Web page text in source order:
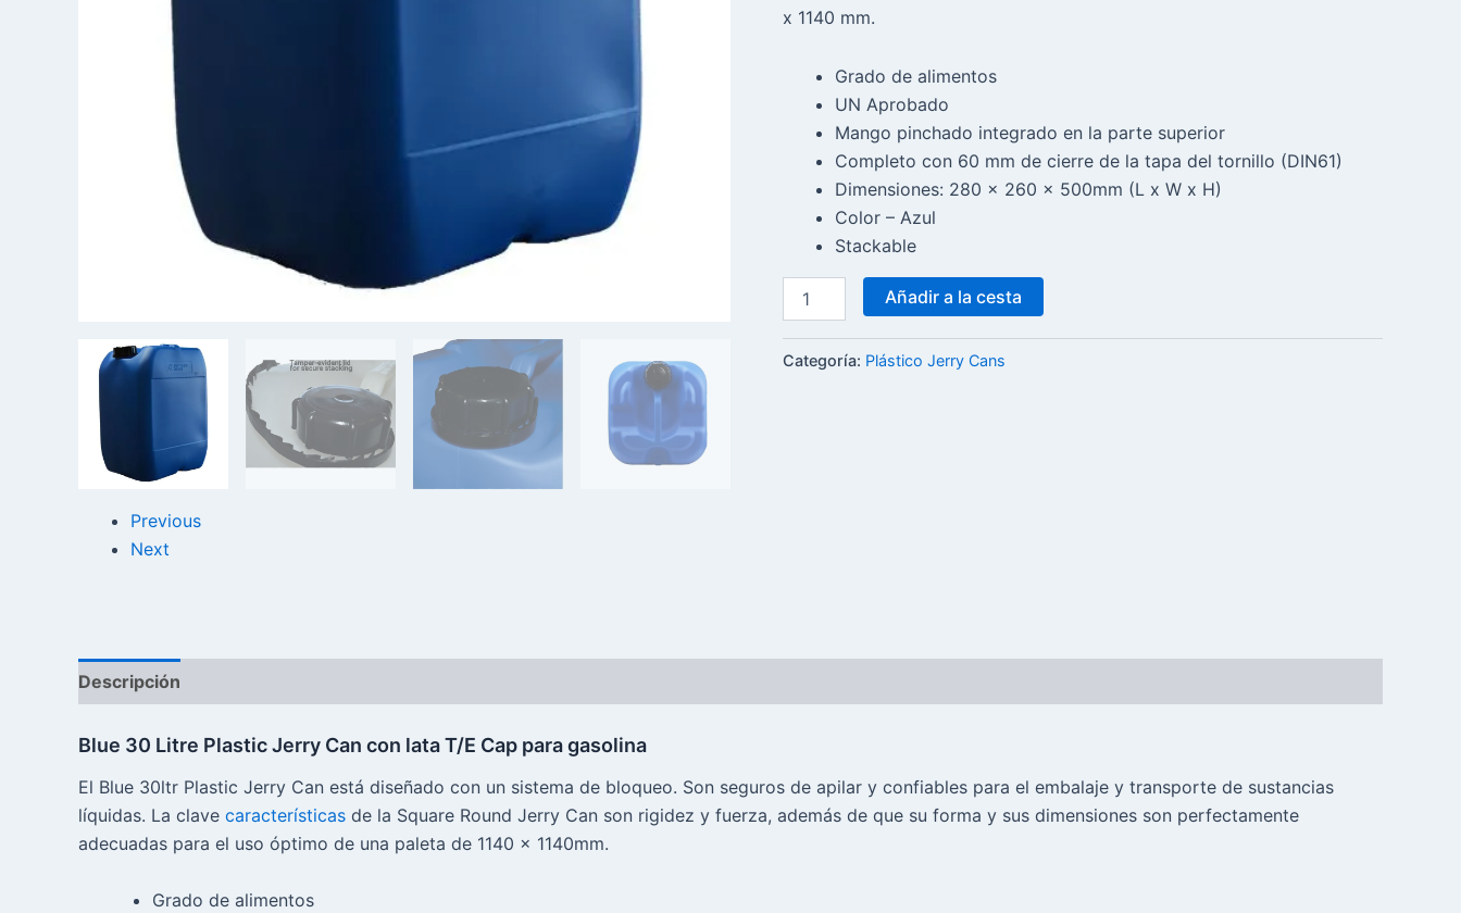
Previous
Next
x 1140 mm.
Grado de alimentos
UN Aprobado
Mango pinchado integrado en la parte superior
Completo con 60 mm de cierre de la tapa del tornillo (DIN61)
Dimensiones: 280 x 260 x 500mm (L x W x H)
Color – Azul
Stackable
Añadir a la cesta
Categoría: Plástico Jerry Cans
Descripción
Blue 30 Litre Plastic Jerry Can con lata T/E Cap para gasolina
El Blue 30ltr Plastic Jerry Can está diseñado con un sistema de bloqueo. Son seguros de apilar y confiables para el embalaje y transporte de sustancias
líquidas. La clave características de la Square Round Jerry Can son rigidez y fuerza, además de que su forma y sus dimensiones son perfectamente
adecuadas para el uso óptimo de una paleta de 1140 x 1140mm.
Grado de alimentos